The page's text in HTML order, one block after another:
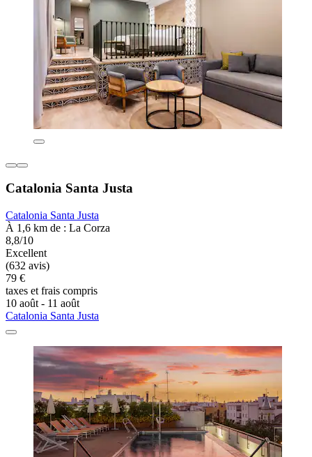
Catalonia Santa Justa
Catalonia Santa Justa
À 1,6 km de : La Corza
8,8/10
Excellent
(632 avis)
79 €
taxes et frais compris
10 août - 11 août
Catalonia Santa Justa